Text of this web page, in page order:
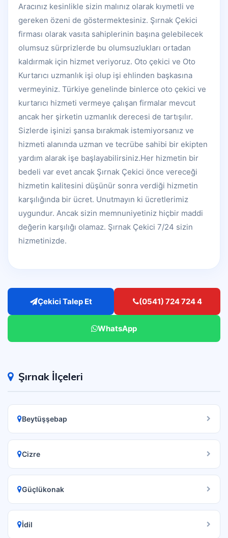
Aracınız kesinlikle sizin malınız olarak kıymetli ve
gereken özeni de göstermektesiniz. Şırnak Çekici
firması olarak vasıta sahiplerinin başına gelebilecek
olumsuz sürprizlerde bu olumsuzlukları ortadan
kaldırmak için hizmet veriyoruz. Oto çekici ve Oto
Kurtarıcı uzmanlık işi olup işi ehlinden başkasına
vermeyiniz. Türkiye genelinde binlerce oto çekici ve
kurtarıcı hizmeti vermeye çalışan firmalar mevcut
ancak her şirketin uzmanlık derecesi de tartışılır.
Sizlerde işinizi şansa bırakmak istemiyorsanız ve
hizmeti alanında uzman ve tecrübe sahibi bir ekipten
yardım alarak işe başlayabilirsiniz.Her hizmetin bir
bedeli var evet ancak Şırnak Çekici önce vereceği
hizmetin kalitesini düşünür sonra verdiği hizmetin
karşılığında bir ücret. Unutmayın ki ücretlerimiz
uygundur. Ancak sizin memnuniyetiniz hiçbir maddi
değerin karşılığı olamaz. Şırnak Çekici 7/24 sizin
hizmetinizde.
Çekici Talep Et (0541) 724 724 4
WhatsApp
Şırnak İlçeleri
Beytüşşebap
Cizre
Güçlükonak
İdil